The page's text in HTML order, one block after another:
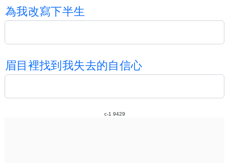
為我改寫下半生
眉目 裡找到 我失去的自信心
c-1 9429